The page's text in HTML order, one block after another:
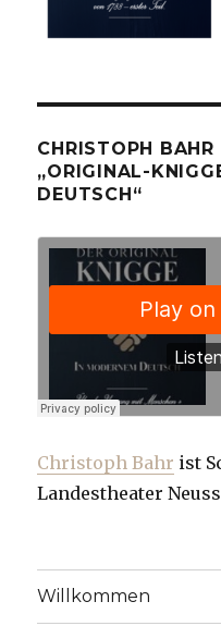
CHRISTOPH
„ORIGINAL-
DEUTSCH“
Christoph Bahr ist
Landestheater
Willkommen